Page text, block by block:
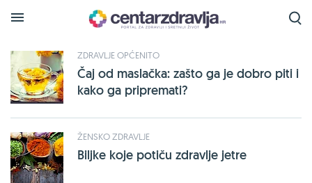
Tražena oznakamaslacak
je pronađena na sljedećim
stranicama:
ZDRAVLJE OPĆENITO
Čaj od maslačka: zašto ga je dobro piti i
kako ga pripremati?
ŽENSKO ZDRAVLJE
Biljke koje potiču zdravlje jetre